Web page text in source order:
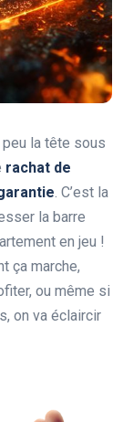
la tête sous
rachat de
. C’est la
la barre
en jeu !
ça marche,
ou même si
on va éclaircir